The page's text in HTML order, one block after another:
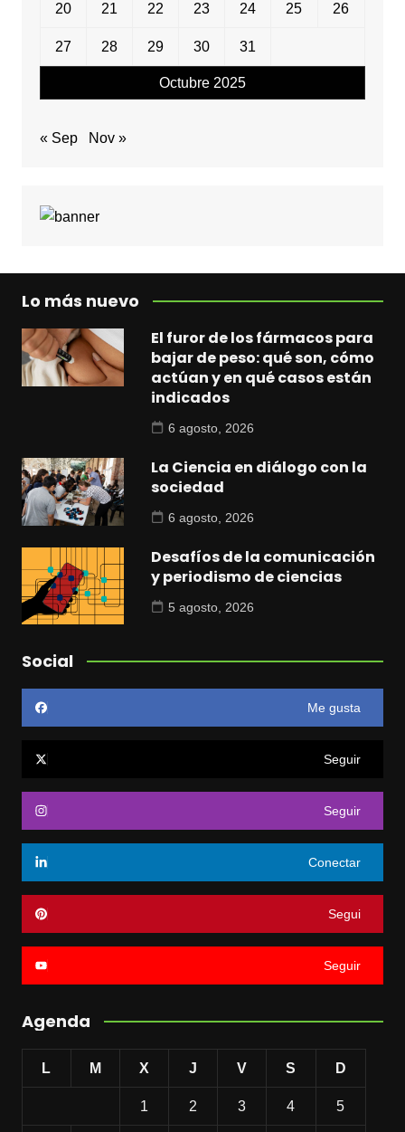
Octubre 2025
20 21 22 23 24 25 26
27 28 29 30 31
« Sep Nov »
Lo más nuevo
El furor de los fármacos para
bajar de peso: qué son, cómo
actúan y en qué casos están
indicados
6 agosto, 2026
La Ciencia en diálogo con la
sociedad
6 agosto, 2026
Desafíos de la comunicación
y periodismo de ciencias
5 agosto, 2026
Social
Me gusta
Seguir
Seguir
Conectar
Segui
Seguir
Agenda
L M X J V S D
1 2 3 4 5